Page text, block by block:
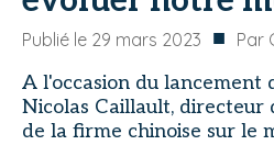
Publié le 29 mars 2023 ■ Par
A l'occasion du lancement
Nicolas Caillault, directeur
de la firme chinoise sur le